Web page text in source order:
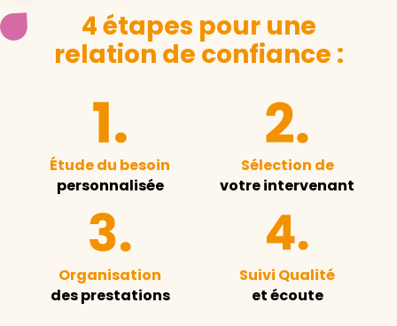
4 étapes pour une
relation de confiance :
Étude du besoin
personnalisée
Sélection de
votre intervenant
Organisation
des prestations
Suivi Qualité
et écoute